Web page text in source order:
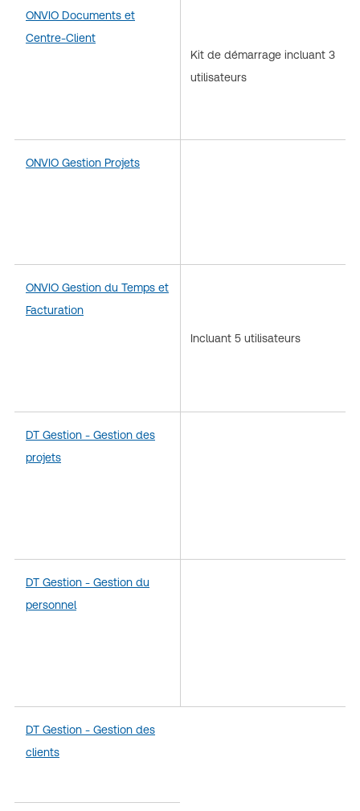
ONVIO Documents et
Centre-Client
Kit de démarrage incluant 3
utilisateurs
ONVIO Gestion Projets
ONVIO Gestion du Temps et
Facturation
Incluant 5 utilisateurs
DT Gestion - Gestion des
projets
DT Gestion - Gestion du
personnel
DT Gestion - Gestion des
clients